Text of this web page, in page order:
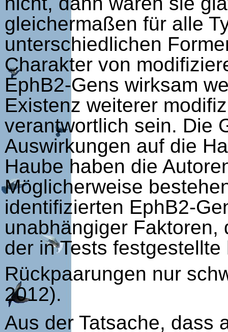
gleichermaßen für alle
unterschiedlichen
Charakter von
EphB2-Gens wirksam
Existenz weiterer
verantwortlich sein. Die
Auswirkungen auf die
Haube haben die
Möglicherweise
identifizierten EphB2-
unabhängiger
der in Tests
Rückpaarungen nur
2012).
Aus der Tatsache, dass